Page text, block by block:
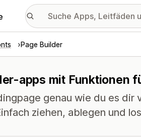
Page Builder
apps mit Funktionen
genau wie du es dir
ziehen, ablegen und